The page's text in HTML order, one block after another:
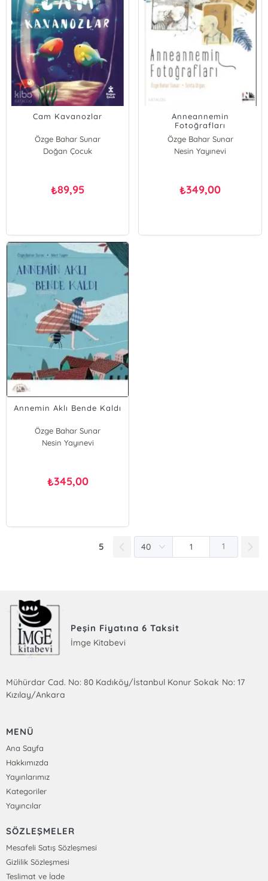
Cam Kavanozlar
Özge Bahar Sunar
Doğan Çocuk
₺89,95
Anneannemin
Fotoğrafları
Özge Bahar Sunar
Nesin Yayınevi
₺349,00
Annemin Aklı Bende Kaldı
Özge Bahar Sunar
Nesin Yayınevi
₺345,00
5 1
Peşin Fiyatına 6 Taksit
İmge Kitabevi
Mühürdar Cad. No: 80 Kadıköy/İstanbul Konur Sokak No: 17
Kızılay/Ankara
MENÜ
Ana Sayfa
Hakkımızda
Yayınlarımız
Kategoriler
Yayıncılar
SÖZLEŞMELER
Mesafeli Satış Sözleşmesi
Gizlilik Sözleşmesi
Teslimat ve İade